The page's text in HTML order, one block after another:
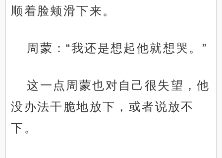
顺着脸颊滑下来。
周蒙：“我还是想起他就想哭。”
这一点周蒙也对自己很失望，他
没办法干脆地放下，或者说放不
下。